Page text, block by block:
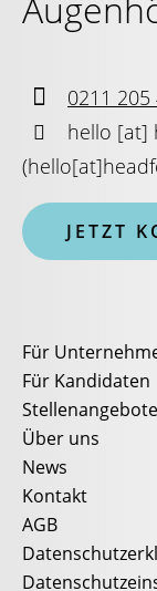

0211 205

hello [at]
(
JETZT
Für
Für Kandidaten
Stellenangebote
Über uns
News
Kontakt
AGB